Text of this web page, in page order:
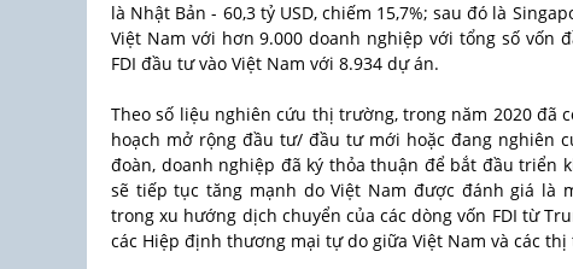
là Nhật Bản - 60,3 tỷ USD, chiếm 15,7%; sau đó là
Việt Nam với hơn 9.000 doanh nghiệp với tổng số vốn
FDI đầu tư vào Việt Nam với 8.934 dự án.
Theo số liệu nghiên cứu thị trường, trong năm 2020 đã
hoạch mở rộng đầu tư/ đầu tư mới hoặc đang nghiên
đoàn, doanh nghiệp đã ký thỏa thuận để bắt đầu triển
sẽ tiếp tục tăng mạnh do Việt Nam được đánh giá là
trong xu hướng dịch chuyển của các dòng vốn FDI từ
các Hiệp định thương mại tự do giữa Việt Nam và các